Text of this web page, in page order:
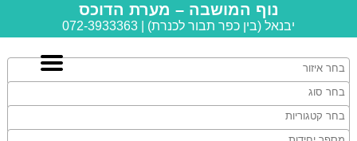
נוף המושבה – מערת הדוכס
יבנאל (בין כפר תבור לכנרת) | 072-3933363